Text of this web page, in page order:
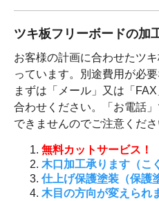
ツキ板フリーボードの加
お客様の計画に合わせたツ
っています。別途費用が必
まずは「メール」又は「
合わせください。「お電話
できませんのでご注意くださ
無料カットサービス！
木口加工承ります（こ
仕上げ保護塗装（保護
木目の方向が変えられ